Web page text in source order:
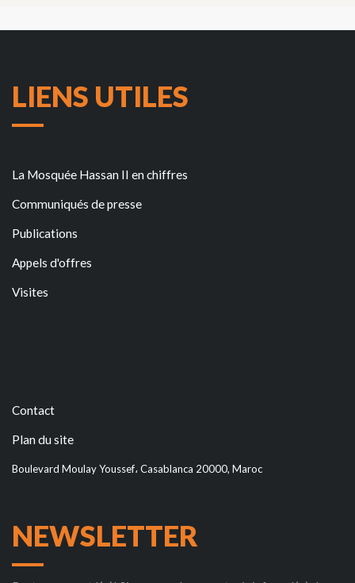
LIENS UTILES
La Mosquée Hassan II en chiffres
Communiqués de presse
Publications
Appels d'offres
Visites
Contact
Plan du site
Boulevard Moulay Youssef، Casablanca 20000, Maroc
NEWSLETTER